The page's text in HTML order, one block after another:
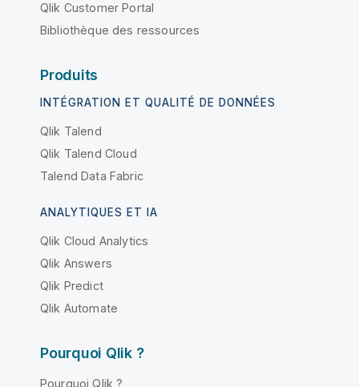
Qlik Customer Portal
Bibliothèque des ressources
Produits
INTÉGRATION ET QUALITÉ DE DONNÉES
Qlik Talend
Qlik Talend Cloud
Talend Data Fabric
ANALYTIQUES ET IA
Qlik Cloud Analytics
Qlik Answers
Qlik Predict
Qlik Automate
Pourquoi Qlik ?
Pourquoi Qlik ?